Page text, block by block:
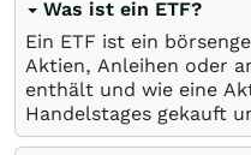
Was ist ein ETF?
Ein ETF ist ein
Aktien, Anleihen oder
enthält und wie eine
Handelstages gekauft